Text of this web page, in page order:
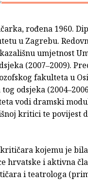
rođena 1960.
u Zagrebu.
umjetnost
(2007‒2009).
fakulteta u
odsjeka
vodi dramski
kritici te povijest
kojemu je
hrvatske i aktivna
i teatrologa